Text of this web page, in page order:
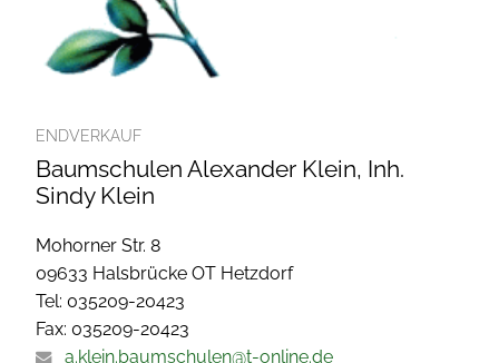
ENDVERKAUF
Baumschulen Alexander Klein, Inh.
Sindy Klein
Mohorner Str. 8
09633 Halsbrücke OT Hetzdorf
Tel: 035209-20423
Fax: 035209-20423
a.klein.baumschulen@t-online.de